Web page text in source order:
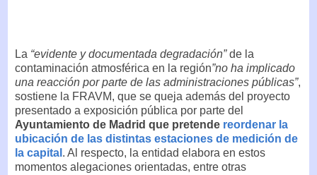
La “evidente y documentada degradación”de la
contaminación atmosférica en la región”no ha implicado
una reacción por parte de las administraciones públicas”,
sostiene la FRAVM, que se queja además del proyecto
presentado a exposición pública por parte del
Ayuntamiento de Madrid que pretende reordenar la
ubicación de las distintas estaciones de medición de
la capital . Al respecto, la entidad elabora en estos
momentos alegaciones orientadas, entre otras